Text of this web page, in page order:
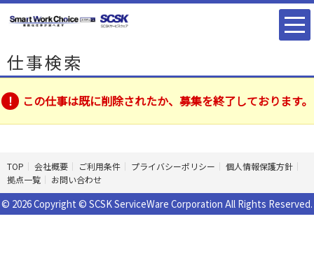
仕事検索
この仕事は既に削除されたか、募集を終了しております。
TOP 会社概要 ご利用条件 プライバシーポリシー
個人情報保護方針
拠点一覧
お問い合わせ
© 2026 Copyright © SCSK ServiceWare Corporation All Rights Reserved.